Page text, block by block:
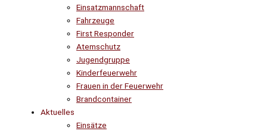
Einsatzmannschaft
Fahrzeuge
First Responder
Atemschutz
Jugendgruppe
Kinderfeuerwehr
Frauen in der Feuerwehr
Brandcontainer
Aktuelles
Einsätze